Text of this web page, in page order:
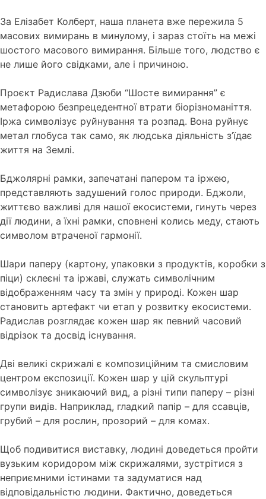
За Елізабет Колберт, наша планета вже пережила 5
масових вимирань в минулому, і зараз стоїть на межі
шостого масового вимирання. Більше того, людство є
не лише його свідками, але і причиною.
Проєкт Радислава Дзюби “Шосте вимирання” є
метафорою безпрецедентної втрати біорізноманіття.
Іржа символізує руйнування та розпад. Вона руйнує
метал глобуса так само, як людська діяльність з’їдає
життя на Землі.
Бджолярні рамки, запечатані папером та іржею,
представляють задушений голос природи. Бджоли,
життєво важливі для нашої екосистеми, гинуть через
дії людини, а їхні рамки, сповнені колись меду, стають
символом втраченої гармонії.
Шари паперу (картону, упаковки з продуктів, коробки з
піци) склеєні та іржаві, служать символічним
відображенням часу та змін у природі. Кожен шар
становить артефакт чи етап у розвитку екосистеми.
Радислав розглядає кожен шар як певний часовий
відрізок та досвід існування.
Дві великі скрижалі є композиційним та смисловим
центром експозиції. Кожен шар у цій скульптурі
символізує зникаючий вид, а різні типи паперу – різні
групи видів. Наприклад, гладкий папір – для ссавців,
грубий – для рослин, прозорий – для комах.
Щоб подивитися виставку, людині доведеться пройти
вузьким коридором між скрижалями, зустрітися з
неприємними істинами та задуматися над
відповідальністю людини. Фактично, доведеться